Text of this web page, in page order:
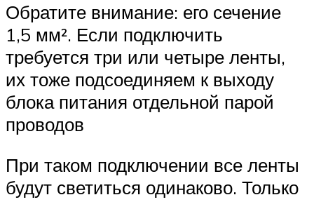
Обратите внимание: его сечение
1,5 мм². Если подключить
требуется три или четыре ленты,
их тоже подсоединяем к выходу
блока питания отдельной парой
проводов
При таком подключении все ленты
будут светиться одинаково. Только